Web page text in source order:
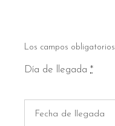
Los campos
Día de llegada*